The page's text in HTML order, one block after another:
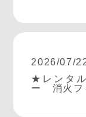
2026/07/
★レンタ
ー 消火フ